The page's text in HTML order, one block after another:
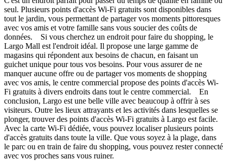
seul. Plusieurs points d'accès Wi-Fi gratuits sont disponibles dans
tout le jardin, vous permettant de partager vos moments pittoresques
avec vos amis et votre famille sans vous soucier des coûts de
données. Si vous cherchez un endroit pour faire du shopping, le
Largo Mall est l'endroit idéal. Il propose une large gamme de
magasins qui répondent aux besoins de chacun, en faisant un
guichet unique pour tous vos besoins. Pour vous assurer de ne
manquer aucune offre ou de partager vos moments de shopping
avec vos amis, le centre commercial propose des points d'accès Wi-
Fi gratuits à divers endroits dans tout le centre commercial. En
conclusion, Largo est une belle ville avec beaucoup à offrir à ses
visiteurs. Outre les lieux attrayants et les activités dans lesquelles se
plonger, trouver des points d'accès Wi-Fi gratuits à Largo est facile.
Avec la carte Wi-Fi dédiée, vous pouvez localiser plusieurs points
d'accès gratuits dans toute la ville. Que vous soyez à la plage, dans
le parc ou en train de faire du shopping, vous pouvez rester connecté
avec vos proches sans vous ruiner.